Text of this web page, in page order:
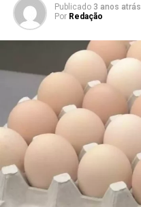
Publicado 3 anos atrás
Por Redação